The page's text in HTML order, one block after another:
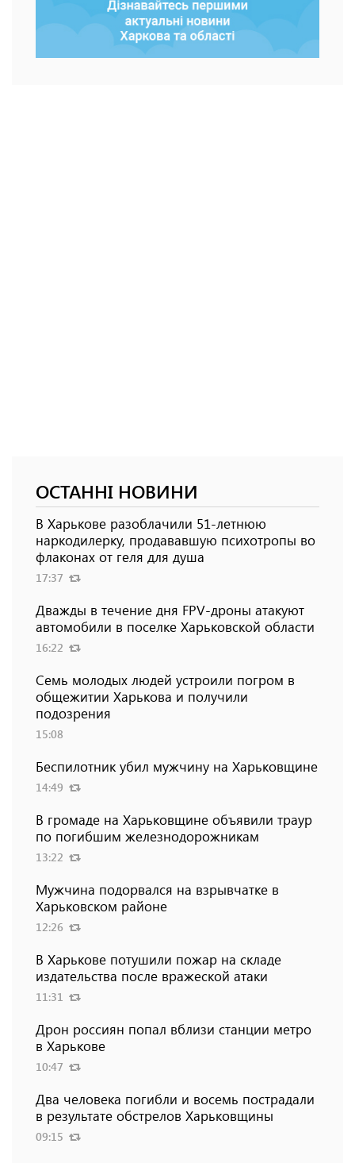
ОСТАННІ НОВИНИ
В Харькове разоблачили 51-летнюю
наркодилерку, продававшую психотропы во
флаконах от геля для душа
17:37
Дважды в течение дня FPV-дроны атакуют
автомобили в поселке Харьковской области
16:22
Семь молодых людей устроили погром в
общежитии Харькова и получили
подозрения
15:08
Беспилотник убил мужчину на Харьковщине
14:49
В громаде на Харьковщине объявили траур
по погибшим железнодорожникам
13:22
Мужчина подорвался на взрывчатке в
Харьковском районе
12:26
В Харькове потушили пожар на складе
издательства после вражеской атаки
11:31
Дрон россиян попал вблизи станции метро
в Харькове
10:47
Два человека погибли и восемь пострадали
в результате обстрелов Харьковщины
09:15